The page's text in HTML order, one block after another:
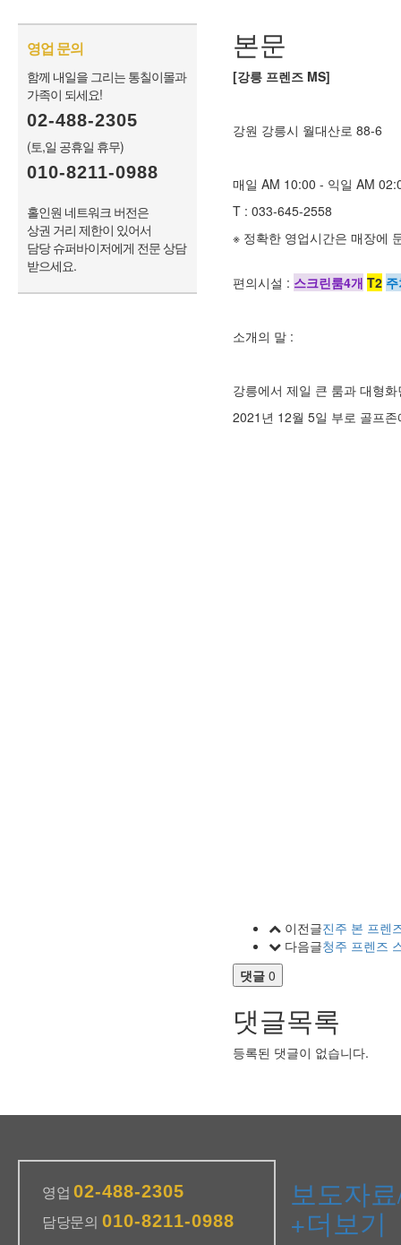
영업 문의
함께 내일을 그리는 통칠이몰과
가족이 되세요!
02-488-2305
(토,일 공휴일 휴무)
010-8211-0988
홀인원 네트워크 버전은
상권 거리 제한이 있어서
담당 슈퍼바이저에게 전문 상담
받으세요.
본문
[강릉 프렌즈 MS]
강원 강릉시 월대산로 88-6
매일 AM 10:00 - 익일 AM
T : 033-645-2558
※ 정확한 영업시간은 매장에
편의시설 : 스크린룸4개 T2
소개의 말 :
강릉에서 제일 큰 룸과 대형
2021년 12월 5일 부로 골프
이전글진주 본 프렌
다음글청주 프렌즈
댓글 0
댓글목록
등록된 댓글이 없습니다.
영업02-488-2305
담당문의 010-8211-0988
보도자
+더보기